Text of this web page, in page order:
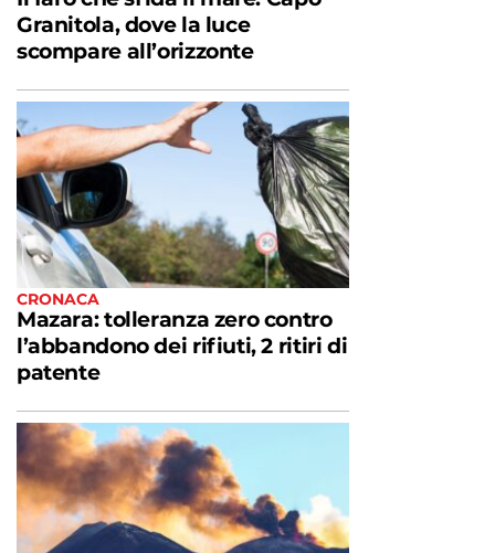
Granitola, dove la luce
scompare all’orizzonte
CRONACA
Mazara: tolleranza zero contro
l’abbandono dei rifiuti, 2 ritiri di
patente